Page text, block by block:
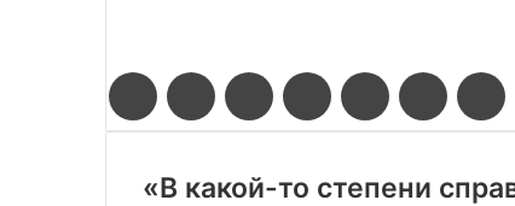
FacebookTwitter LinkedIn Pinterest Reddit
«В какой-то степени